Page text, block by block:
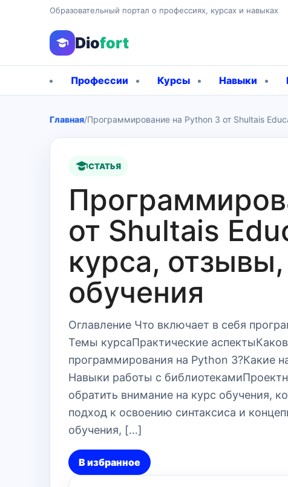
Образовательный портал о профессиях, курсах и навыках
Diofort
Профессии Курсы Навыки
Главная/Программирование на Python 3 от Shultais
СТАТЬЯ
от Shultais
курса,
обучения
Оглавление Что включает в себя
Темы курсаПрактические
программирования на Python 3?Какие
Навыки работы с
обратить внимание на курс обучения,
подход к освоению синтаксиса и
обучения, […]
В избранное